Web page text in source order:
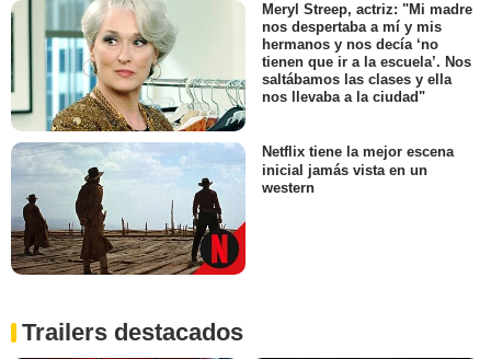
Meryl Streep, actriz: "Mi madre
nos despertaba a mí y mis
hermanos y nos decía ‘no
tienen que ir a la escuela’. Nos
saltábamos las clases y ella
nos llevaba a la ciudad"
Netflix tiene la mejor escena
inicial jamás vista en un
western
Trailers destacados